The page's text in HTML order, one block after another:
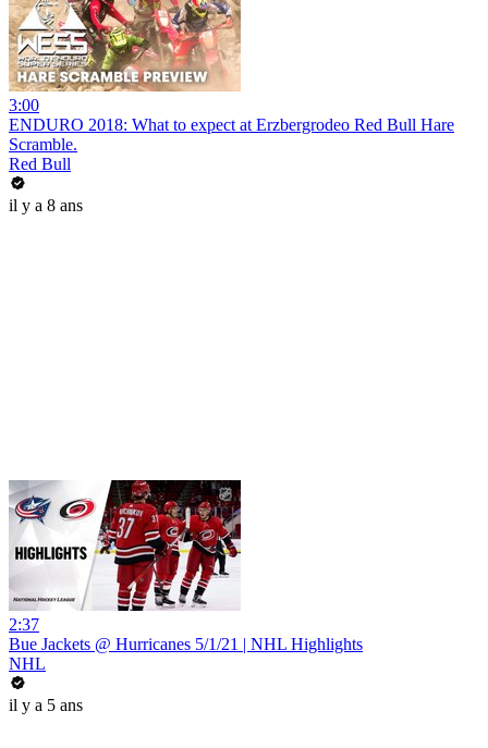
3:00
ENDURO 2018: What to expect at Erzbergrodeo Red Bull Hare
Scramble.
Red Bull
il y a 8 ans
2:37
Bue Jackets @ Hurricanes 5/1/21 | NHL Highlights
NHL
il y a 5 ans